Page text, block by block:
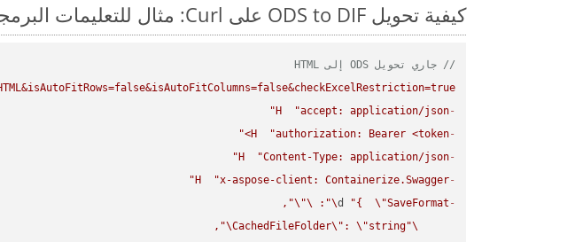
كيفية تحويل ODS to DIF على Curl: مثال للتعليمات البرمجية خطوة بخطوة
// جاري تحويل ODS إلى HTML
-
H
"accept: application/json"
-
H
"authorization: Bearer <token>"
-
H
"Content-Type: application/json"
-
H
"x-aspose-client: Containerize.Swagger"
-
d "{ \"SaveFormat
\"
:
\"
\"
\"
CachedFileFolder\" : \"string
\"